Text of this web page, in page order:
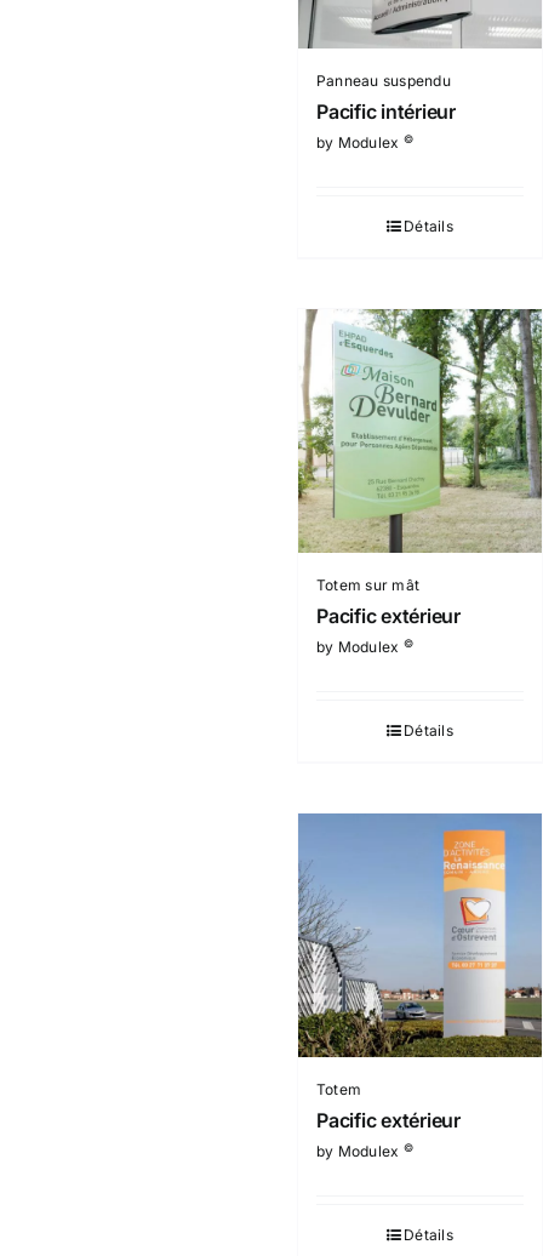
Panneau suspendu
Pacific intérieur
by Modulex ©
Détails
Totem sur mât
Pacific extérieur
by Modulex ©
Détails
Totem
Pacific extérieur
by Modulex ©
Détails